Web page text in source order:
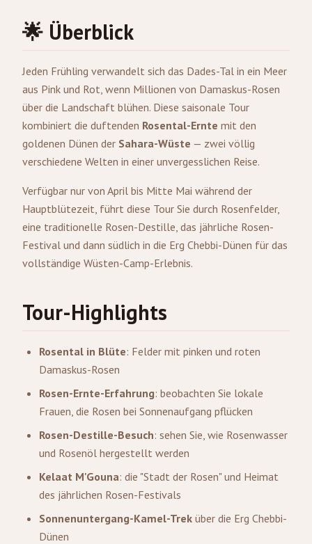
🌟 Überblick
Jeden Frühling verwandelt sich das Dades-Tal in ein Meer
aus Pink und Rot, wenn Millionen von Damaskus-Rosen
über die Landschaft blühen. Diese saisonale Tour
kombiniert die duftenden Rosental-Ernte mit den
goldenen Dünen der Sahara-Wüste — zwei völlig
verschiedene Welten in einer unvergesslichen Reise.
Verfügbar nur von April bis Mitte Mai während der
Hauptblütezeit, führt diese Tour Sie durch Rosenfelder,
eine traditionelle Rosen-Destille, das jährliche Rosen-
Festival und dann südlich in die Erg Chebbi-Dünen für das
vollständige Wüsten-Camp-Erlebnis.
Tour-Highlights
Rosental in Blüte: Felder mit pinken und roten
Damaskus-Rosen
Rosen-Ernte-Erfahrung: beobachten Sie lokale
Frauen, die Rosen bei Sonnenaufgang pflücken
Rosen-Destille-Besuch: sehen Sie, wie Rosenwasser
und Rosenöl hergestellt werden
Kelaat M'Gouna: die "Stadt der Rosen" und Heimat
des jährlichen Rosen-Festivals
Sonnenuntergang-Kamel-Trek über die Erg Chebbi-
Dünen